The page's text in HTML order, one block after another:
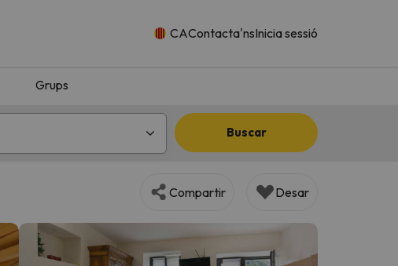
CAContacta'nsInicia sessió
Grups
Buscar
Compartir Desar